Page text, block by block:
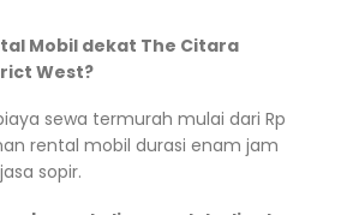
Mobil dekat The Citara
West?
sewa termurah mulai dari Rp
rental mobil durasi enam jam
sopir.